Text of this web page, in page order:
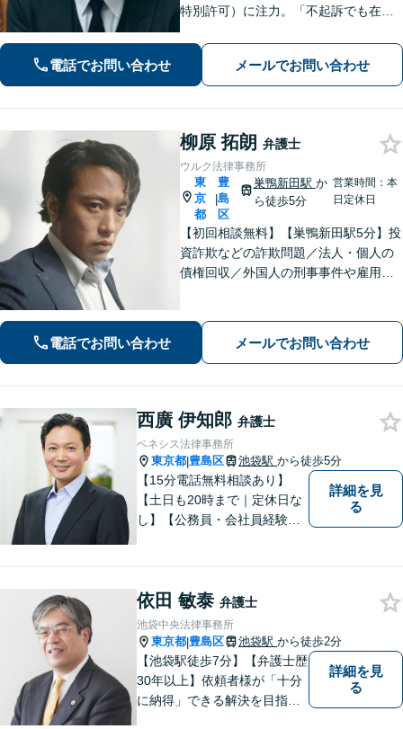
特別許可）に注力。「不起訴でも在留
え、難関案件を最後まで闘う弁護士。
初回相談無料・全国対応。微信：mats
umura1119
電話でお問い合わせ メールでお問い合わせ
柳原 拓朗 弁護士
ウルク法律事務所
東
京
都
|
豊
島
区
巣鴨新田駅 か
ら徒歩5分
営業時間：本
日定休日
【初回相談無料】【巣鴨新田駅5分】投
資詐欺などの詐欺問題／法人・個人の
債権回収／外国人の刑事事件や雇用問
を1日でも早く解消できるよう尽力しま
す。お気軽にご相談ください【Web相
電話でお問い合わせ メールでお問い合わせ
西廣 伊知郎 弁護士
ベネシス法律事務所
東京都|豊島区 池袋駅 から徒歩5分
【15分電話無料相談あり】
【土日も20時まで｜定休日な
し】【公務員・会社員経験あ
産、離婚、労働、借金トラブ
ルならお任せください。【企
業側にも対応】【池袋駅5分】
詳細を見
る
依田 敏泰 弁護士
池袋中央法律事務所
東京都|豊島区 池袋駅 から徒歩2分
【池袋駅徒歩7分】【弁護士歴
30年以上】依頼者様が「十分
に納得」できる解決を目指し
詳細を見
る